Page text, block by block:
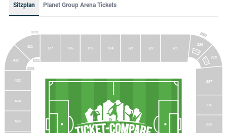
Sitzplan Planet Group Arena Tickets
225
226
227
228
229
321
322
323
324
325
326
327
421
422
423
424
425
RS228
RS229
RS238
RS421
RS422